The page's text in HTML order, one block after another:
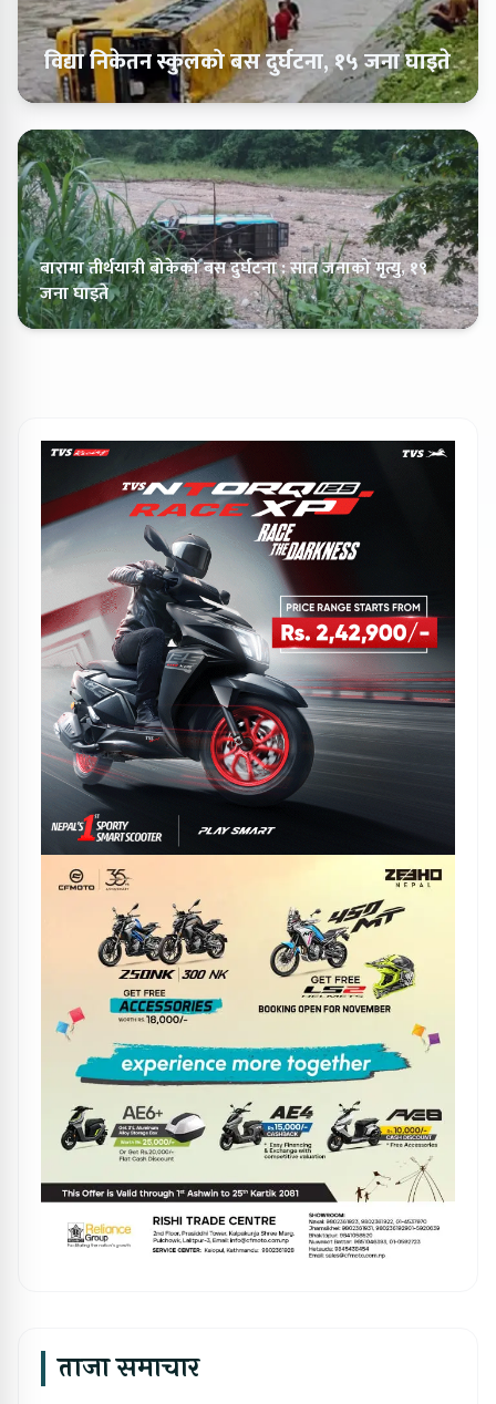
विद्या निकेतन स्कुलको बस दुर्घटना, १५ जना घाइते
बारामा तीर्थयात्री बोकेको बस दुर्घटना : सात जनाको मृत्यु, १९
जना घाइते
ताजा समाचार